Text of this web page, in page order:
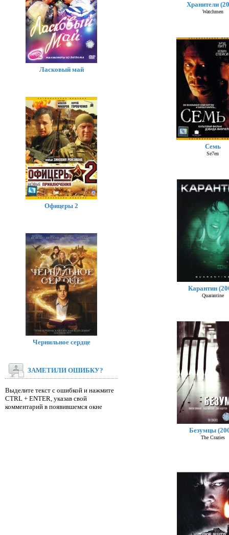
Хранители
Watchmen
Семь
Se7en
Карантин
Quarantine
Безумцы
The Crazies
Ласковый май
Офицеры 2
Чернильное сердце
ЗАМЕТИЛИ ОШИБКУ?
Выделите текст с ошибкой и нажмите
CTRL + ENTER, указав свой
комментарий в появившемся окне